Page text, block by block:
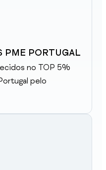
PME PORTUGAL
no TOP 5%
pelo